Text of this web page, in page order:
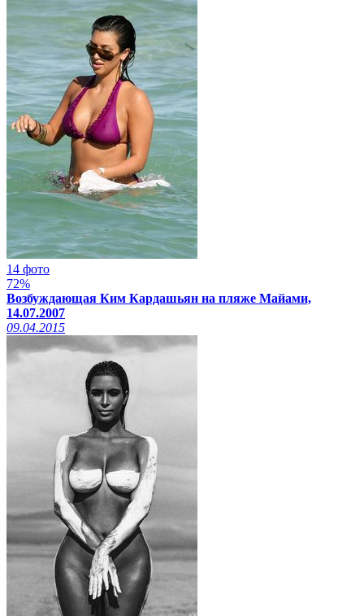
14 фото
72%
Возбуждающая Ким Кардашьян на пляже Майами,
14.07.2007
09.04.2015